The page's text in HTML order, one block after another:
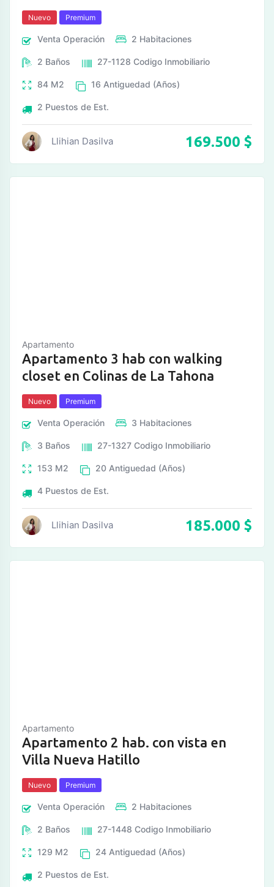
Nuevo Premium
Venta Operación 2 Habitaciones
2 Baños 27-1128 Codigo Inmobiliario
84 M2 16 Antiguedad (Años)
2 Puestos de Est.
Llihian Dasilva 169.500 $
Apartamento
Apartamento 3 hab con walking
closet en Colinas de La Tahona
Nuevo Premium
Venta Operación 3 Habitaciones
3 Baños 27-1327 Codigo Inmobiliario
153 M2 20 Antiguedad (Años)
4 Puestos de Est.
Llihian Dasilva 185.000 $
Apartamento
Apartamento 2 hab. con vista en
Villa Nueva Hatillo
Nuevo Premium
Venta Operación 2 Habitaciones
2 Baños 27-1448 Codigo Inmobiliario
129 M2 24 Antiguedad (Años)
2 Puestos de Est.